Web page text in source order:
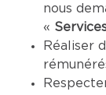
nous
«
Réaliser